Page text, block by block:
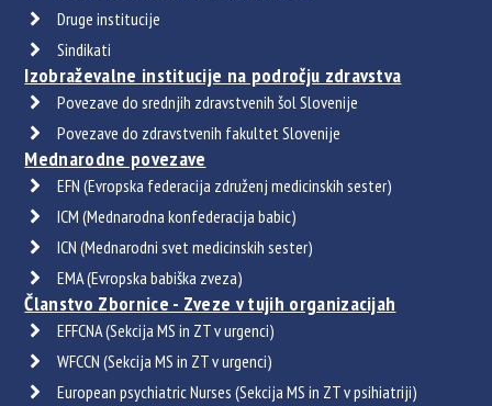
Druge institucije
Sindikati
Izobraževalne institucije na področju zdravstva
Povezave do srednjih zdravstvenih šol Slovenije
Povezave do zdravstvenih fakultet Slovenije
Mednarodne povezave
EFN (Evropska federacija združenj medicinskih sester)
ICM (Mednarodna konfederacija babic)
ICN (Mednarodni svet medicinskih sester)
EMA (Evropska babiška zveza)
Članstvo Zbornice - Zveze v tujih organizacijah
EFFCNA (Sekcija MS in ZT v urgenci)
WFCCN (Sekcija MS in ZT v urgenci)
European psychiatric Nurses (Sekcija MS in ZT v psihiatriji)